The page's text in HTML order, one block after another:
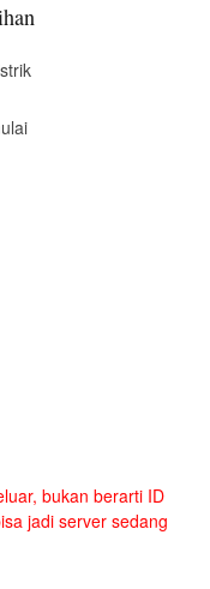
bukan berarti ID
jadi server sedang